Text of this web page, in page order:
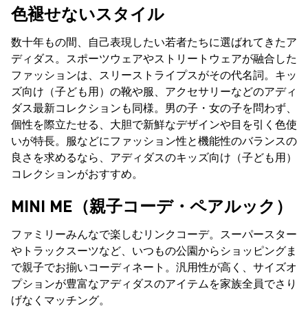
色褪せないスタイル
数十年もの間、自己表現したい若者たちに選ばれてきたア
ディダス。スポーツウェアやストリートウェアが融合した
ファッションは、スリーストライプスがその代名詞。キッ
ズ向け（子ども用）の靴や服、アクセサリーなどのアディ
ダス最新コレクションも同様。男の子・女の子を問わず、
個性を際立たせる、大胆で新鮮なデザインや目を引く色使
いが特長。服などにファッション性と機能性のバランスの
良さを求めるなら、アディダスのキッズ向け（子ども用）
コレクションがおすすめ。
MINI ME（親子コーデ・ペアルック）
ファミリーみんなで楽しむリンクコーデ。スーパースター
やトラックスーツなど、いつもの公園からショッピングま
で親子でお揃いコーディネート。汎用性が高く、サイズオ
プションが豊富なアディダスのアイテムを家族全員でさり
げなくマッチング。